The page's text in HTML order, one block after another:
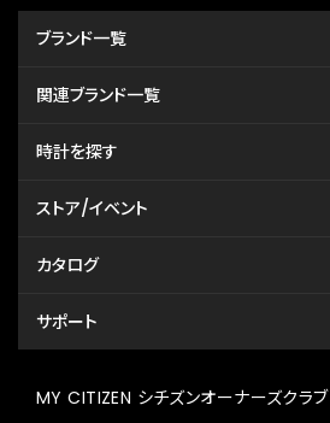
ブランド一覧
関連ブランド一覧
時計を探す
ストア/イベント
カタログ
サポート
MY CITIZEN シチズンオーナーズクラブ